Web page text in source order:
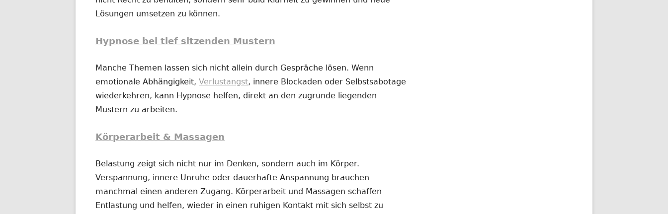
Lösungen umsetzen zu können.
Hypnose bei tief sitzenden Mustern
Manche Themen lassen sich nicht allein durch Gespräche lösen. Wenn
emotionale Abhängigkeit, Verlustangst, innere Blockaden oder Selbstsabotage
wiederkehren, kann Hypnose helfen, direkt an den zugrunde liegenden
Mustern zu arbeiten.
Körperarbeit & Massagen
Belastung zeigt sich nicht nur im Denken, sondern auch im Körper.
Verspannung, innere Unruhe oder dauerhafte Anspannung brauchen
manchmal einen anderen Zugang. Körperarbeit und Massagen schaffen
Entlastung und helfen, wieder in einen ruhigen Kontakt mit sich selbst zu